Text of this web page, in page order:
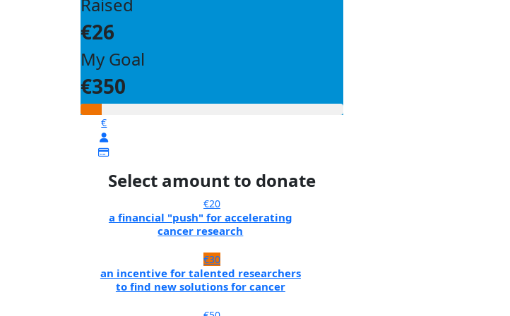
€26
My Goal
€350
€
Select amount to donate
€20
a financial "push" for accelerating
cancer research
€30
an incentive for talented researchers
to find new solutions for cancer